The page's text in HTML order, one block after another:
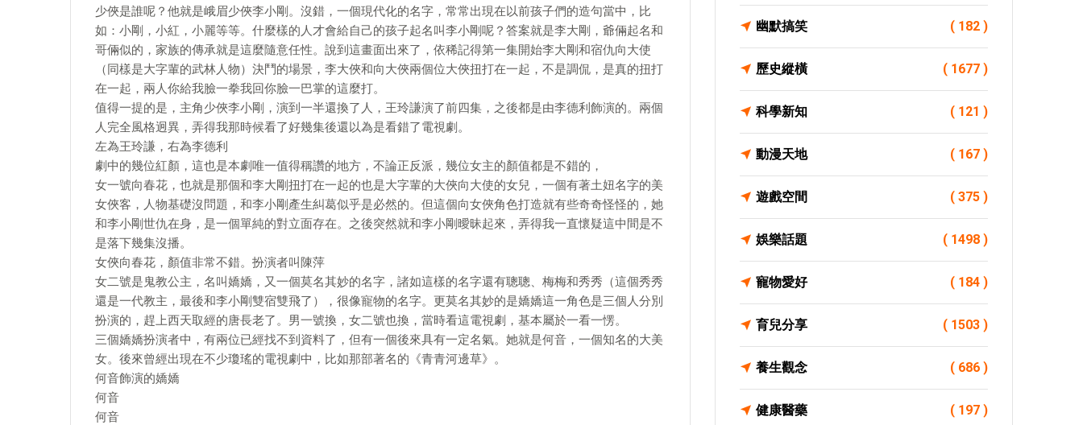
少俠是誰呢？他就是峨眉少俠李小剛。沒錯，一個現代化的名字，常常出現在以前孩子們的造句當中，比
如：小剛，小紅，小麗等等。什麼樣的人才會給自己的孩子起名叫李小剛呢？答案就是李大剛，爺倆起名和
哥倆似的，家族的傳承就是這麼隨意任性。說到這畫面出來了，依稀記得第一集開始李大剛和宿仇向大使
（同樣是大字輩的武林人物）決鬥的場景，李大俠和向大俠兩個位大俠扭打在一起，不是調侃，是真的扭打
在一起，兩人你給我臉一拳我回你臉一巴掌的這麼打。
值得一提的是，主角少俠李小剛，演到一半還換了人，王玲謙演了前四集，之後都是由李德利飾演的。兩個
人完全風格迥異，弄得我那時候看了好幾集後還以為是看錯了電視劇。
左為王玲謙，右為李德利
劇中的幾位紅顏，這也是本劇唯一值得稱讚的地方，不論正反派，幾位女主的顏值都是不錯的，
女一號向春花，也就是那個和李大剛扭打在一起的也是大字輩的大俠向大使的女兒，一個有著土妞名字的美
女俠客，人物基礎沒問題，和李小剛產生糾葛似乎是必然的。但這個向女俠角色打造就有些奇奇怪怪的，她
和李小剛世仇在身，是一個單純的對立面存在。之後突然就和李小剛曖昧起來，弄得我一直懷疑這中間是不
是落下幾集沒播。
女俠向春花，顏值非常不錯。扮演者叫陳萍
女二號是鬼教公主，名叫嬌嬌，又一個莫名其妙的名字，諸如這樣的名字還有聰聰、梅梅和秀秀（這個秀秀
還是一代教主，最後和李小剛雙宿雙飛了），很像寵物的名字。更莫名其妙的是嬌嬌這一角色是三個人分別
扮演的，趕上西天取經的唐長老了。男一號換，女二號也換，當時看這電視劇，基本屬於一看一愣。
三個嬌嬌扮演者中，有兩位已經找不到資料了，但有一個後來具有一定名氣。她就是何音，一個知名的大美
女。後來曾經出現在不少瓊瑤的電視劇中，比如那部著名的《青青河邊草》。
何音飾演的嬌嬌
何音
何音
幽默搞笑 ( 182 )
歷史縱橫 ( 1677 )
科學新知 ( 121 )
動漫天地 ( 167 )
遊戲空間 ( 375 )
娛樂話題 ( 1498 )
寵物愛好 ( 184 )
育兒分享 ( 1503 )
養生觀念 ( 686 )
健康醫藥 ( 197 )